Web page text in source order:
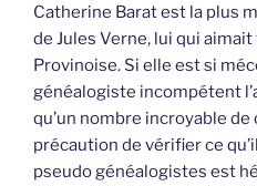
Catherine Barat est la plus
de Jules Verne, lui qui
Provinoise. Si elle est si
généalogiste incompétent
qu’un nombre incroyable de
précaution de vérifier ce
pseudo généalogistes est